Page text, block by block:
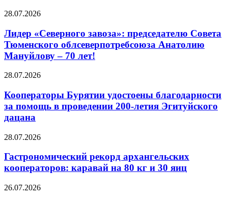
28.07.2026
Лидер «Северного завоза»: председателю Совета
Тюменского облсеверпотребсоюза Анатолию
Мануйлову – 70 лет!
28.07.2026
Кооператоры Бурятии удостоены благодарности
за помощь в проведении 200-летия Эгитуйского
дацана
28.07.2026
Гастрономический рекорд архангельских
кооператоров: каравай на 80 кг и 30 яиц
26.07.2026